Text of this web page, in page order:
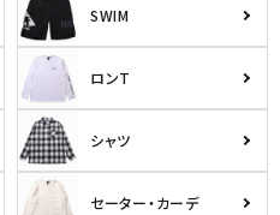
SWIM
ロンT
シャツ
セーター・カーデ